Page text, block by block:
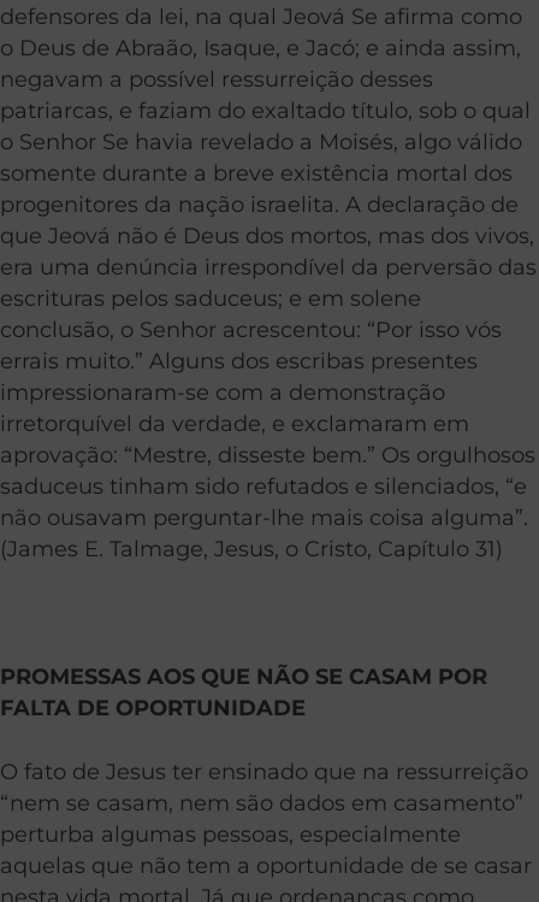
defensores da lei, na qual Jeová Se afirma como
o Deus de Abraão, Isaque, e Jacó; e ainda assim,
negavam a possível ressurreição desses
patriarcas, e faziam do exaltado título, sob o qual
o Senhor Se havia revelado a Moisés, algo válido
somente durante a breve existência mortal dos
progenitores da nação israelita. A declaração de
que Jeová não é Deus dos mortos, mas dos vivos,
era uma denúncia irrespondível da perversão das
escrituras pelos saduceus; e em solene
conclusão, o Senhor acrescentou: “Por isso vós
errais muito.” Alguns dos escribas presentes
impressionaram-se com a demonstração
irretorquível da verdade, e exclamaram em
aprovação: “Mestre, disseste bem.” Os orgulhosos
saduceus tinham sido refutados e silenciados, “e
não ousavam perguntar-lhe mais coisa alguma”.
(James E. Talmage, Jesus, o Cristo, Capítulo 31)
PROMESSAS AOS QUE NÃO SE CASAM POR
FALTA DE OPORTUNIDADE
O fato de Jesus ter ensinado que na ressurreição
“nem se casam, nem são dados em casamento”
perturba algumas pessoas, especialmente
aquelas que não tem a oportunidade de se casar
nesta vida mortal. Já que ordenanças como